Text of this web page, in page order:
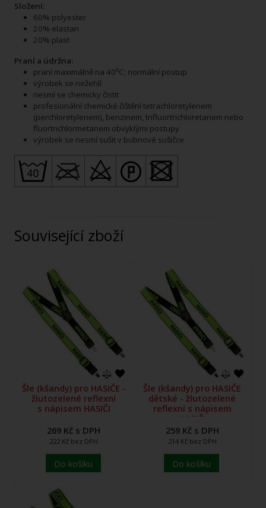
Složení:
60% polyester
20% elastan
20% plast
Praní a údržna:
praní maximálně na 40oC; normální postup
výrobek se nežehlí
nesmí se chemicky čistit
profesionální chemické čištění tetrachloretylenem
(perchloretylenem), benzinem, trifluortrichloretanem nebo
fluortrichlormetanem obvyklými postupy
výrobek se nesmí sušit v bubnové sušičce
Související zboží
Šle (kšandy) pro HASIČE -
žlutozelené reflexní
s nápisem HASIČI
269 Kč s DPH
222 Kč bez DPH
Do košíku
Šle (kšandy) pro HASIČE
dětské - žlutozelené
reflexní s nápisem
HASIČI
259 Kč s DPH
214 Kč bez DPH
Do košíku